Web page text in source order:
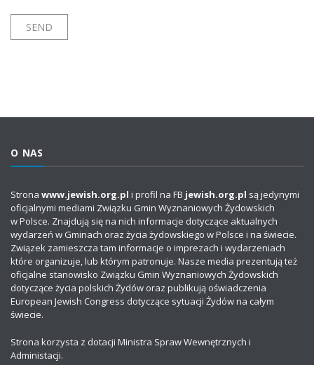
O NAS
Strona www.jewish.org.pl i profil na FB jewish.org.pl są jedynymi
oficjalnymi mediami Związku Gmin Wyznaniowych Żydowskich
w Polsce. Znajdują się na nich informacje dotyczące aktualnych
wydarzeń w Gminach oraz życia żydowskiego w Polsce i na świecie.
Związek zamieszcza tam informacje o imprezach i wydarzeniach
które organizuje, lub którym patronuje. Nasze media prezentują też
oficjalne stanowisko Związku Gmin Wyznaniowych Żydowskich
dotyczące życia polskich Żydów oraz publikują oświadczenia
European Jewish Congress dotyczące sytuacji Żydów na całym
świecie.
Strona korzysta z dotacji Ministra Spraw Wewnętrznych i
Administacji.